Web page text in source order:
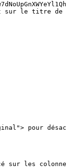
sur le titre
pour
les colonnes